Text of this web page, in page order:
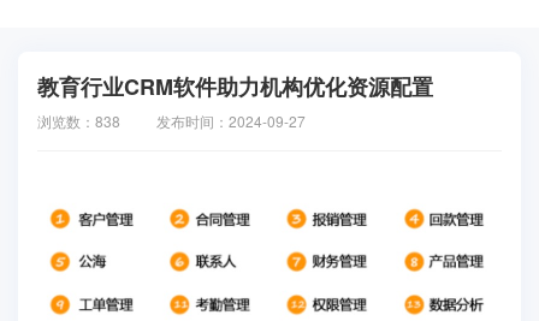
教育行业CRM软件助力机构优化资源配置
浏览数：838 发布时间：2024-09-27